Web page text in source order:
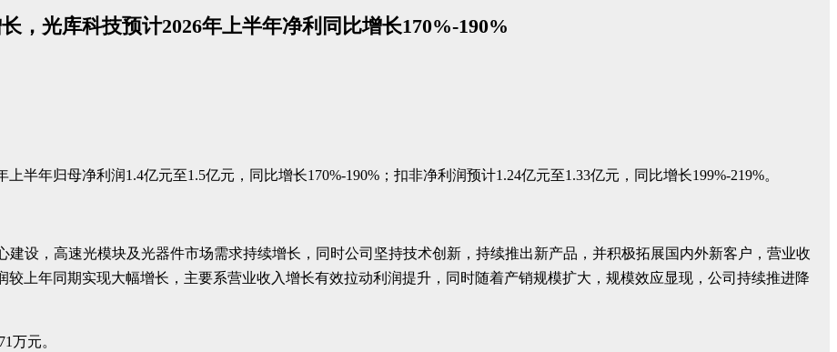
，光库科技预计2026年上半年净利同比增长170%-190%
上半年归母净利润1.4亿元至1.5亿元，同比增长170%-190%；扣非净利润预计1.24亿元至1.33亿元，同比增长199%-219%。
设，高速光模块及光器件市场需求持续增长，同时公司坚持技术创新，持续推出新产品，并积极拓展国内外新客户，营业收
上年同期实现大幅增长，主要系营业收入增长有效拉动利润提升，同时随着产销规模扩大，规模效应显现，公司持续推进降
万元。